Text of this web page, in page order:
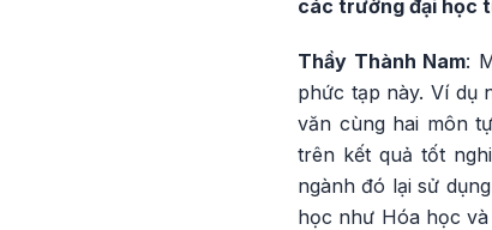
các trường đại học
Thầy Thành Nam:
phức tạp này. Ví dụ
văn cùng hai môn
trên kết quả tốt
ngành đó lại sử
học như Hóa học